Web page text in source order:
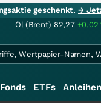
geschenkt.→
Öl (Brent) 82,27 +0,02
Fonds ETFs Anleihen